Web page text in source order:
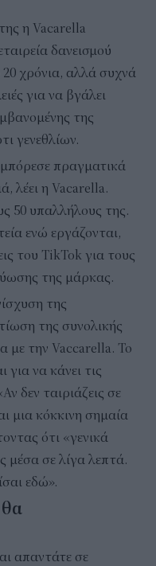
η Vacarella
δανεισμού
χρόνια, αλλά συχνά
για να βγάλει
της
γενεθλίων.
πραγματικά
λέει η Vacarella.
50 υπαλλήλους της.
ενώ εργάζονται,
του TikTok για τους
της μάρκας.
της
της συνολικής
με την Vaccarella. Το
να κάνει τις
δεν ταιριάζεις σε
μια κόκκινη σημαία
ότι «γενικά
μέσα σε λίγα λεπτά.
εδώ».
απαντάτε σε